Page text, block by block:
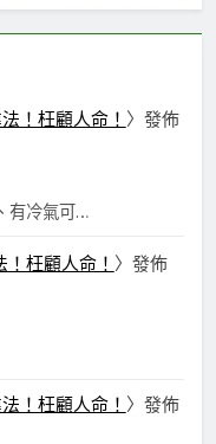
！枉顧人命！ 〉發佈
有冷氣可…
枉顧人命！ 〉發佈
！枉顧人命！ 〉發佈